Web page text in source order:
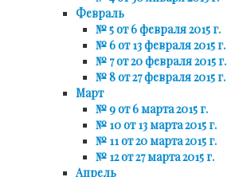
Февраль
№ 5 от 6 февраля 2015 г.
№ 6 от 13 февраля 2015 г.
№ 7 от 20 февраля 2015 г.
№ 8 от 27 февраля 2015 г.
Март
№ 9 от 6 марта 2015 г.
№ 10 от 13 марта 2015 г.
№ 11 от 20 марта 2015 г.
№ 12 от 27 марта 2015 г.
Апрель